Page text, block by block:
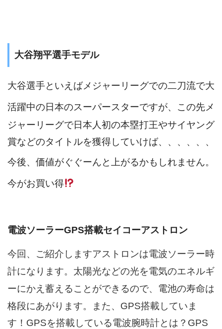
大谷翔平選手モデル
大谷選手といえばメジャーリーグでの二刀流で大
活躍中の日本のスーパースターですが、この先メ
ジャーリーグで日本人初の本塁打王やサイヤング
賞などのタイトルを獲得していけば、、、、、、
今後、価値がぐぐーんと上がるかもしれません。
今がお買い得
電波ソーラーGPS搭載セイコーアストロン
今回、ご紹介しますアストロンは電波ソーラー時
計になります。 太陽光などの光を電気のエネルギ
ーにかえ蓄えることができるので、電池の寿命は
格段にあがります。また、
GPS搭載していま
す！GPSを搭載している電波腕時計とは？GPS